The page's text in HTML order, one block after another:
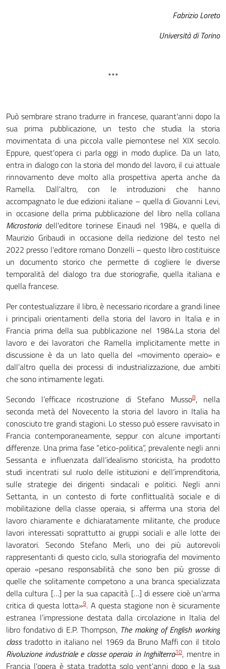
Fabrizio Loreto
Università di Torino
***
Può sembrare strano tradurre in francese, quarant'anni dopo la
sua prima pubblicazione, un testo che studia la storia
movimentata di una piccola valle piemontese nel XIX secolo.
Eppure, quest'opera ci parla oggi in modo duplice. Da un lato,
entra in dialogo con la storia del mondo del lavoro, il cui attuale
rinnovamento deve molto alla prospettiva aperta anche da
Ramella. Dall'altro, con le introduzioni che hanno
accompagnato le due edizioni italiane – quella di Giovanni Levi,
in occasione della prima pubblicazione del libro nella collana
Microstoria dell'editore torinese Einaudi nel 1984, e quella di
Maurizio Gribaudi in occasione della riedizione del testo nel
2022 presso l'editore romano Donzelli – questo libro costituisce
un documento storico che permette di cogliere le diverse
temporalità del dialogo tra due storiografie, quella italiana e
quella francese.
Per contestualizzare il libro, è necessario ricordare a grandi linee
i principali orientamenti della storia del lavoro in Italia e in
Francia prima della sua pubblicazione nel 1984.La storia del
lavoro e dei lavoratori che Ramella implicitamente mette in
discussione è da un lato quella del «movimento operaio» e
dall’altro quella dei processi di industrializzazione, due ambiti
che sono intimamente legati.
Secondo l’efficace ricostruzione di Stefano Musso8, nella
seconda metà del Novecento la storia del lavoro in Italia ha
conosciuto tre grandi stagioni. Lo stesso può essere ravvisato in
Francia contemporaneamente, seppur con alcune importanti
differenze. Una prima fase “etico-politica”, prevalente negli anni
Sessanta e influenzata dall’idealismo storicista, ha prodotto
studi incentrati sul ruolo delle istituzioni e dell’imprenditoria,
sulle strategie dei dirigenti sindacali e politici. Negli anni
Settanta, in un contesto di forte conflittualità sociale e di
mobilitazione della classe operaia, si afferma una storia del
lavoro chiaramente e dichiaratamente militante, che produce
lavori interessati soprattutto ai gruppi sociali e alle lotte dei
lavoratori. Secondo Stefano Merli, uno dei più autorevoli
rappresentanti di questo ciclo, sulla storiografia del movimento
operaio «pesano responsabilità che sono ben più grosse di
quelle che solitamente competono a una branca specializzata
della cultura […] per la sua capacità […] di essere cioè un’arma
critica di questa lotta»9. A questa stagione non è sicuramente
estranea l’impressione destata dalla circolazione in Italia del
libro fondativo di E.P. Thompson, The making of English working
classtradotto in italiano nel 1969 da Bruno Maffi con il titolo
Rivoluzione industriale e classe operaia in Inghilterra10, mentre in
Francia l'opera è stata tradotta solo vent'anni dopo e la sua